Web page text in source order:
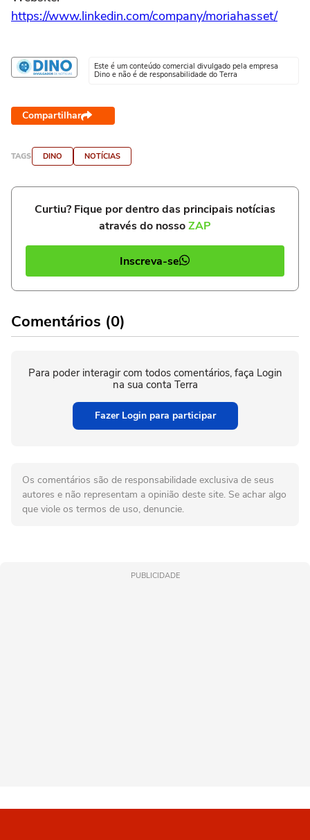
https://www.linkedin.com/company/moriahasset/
Este é um conteúdo comercial divulgado pela empresa
Dino e não é de responsabilidade do Terra
Compartilhar
TAGS DINO NOTÍCIAS
Curtiu? Fique por dentro das principais notícias
através do nossoZAP
Inscreva-se
Comentários (0)
Para poder interagir com todos comentários, faça Login
na sua conta Terra
Fazer Login para participar
Os comentários são de responsabilidade exclusiva de seus
autores e não representam a opinião deste site. Se achar algo
que viole os termos de uso, denuncie.
PUBLICIDADE